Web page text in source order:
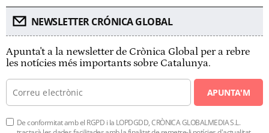
NEWSLETTER CRÓNICA GLOBAL
Apunta't a la newsletter de Crònica Global per a rebre
les notícies més importants sobre Catalunya.
APUNTA'M
De conformitat amb el RGPD i la LOPDGDD, CRÒNICA GLOBALMEDIA S.L.